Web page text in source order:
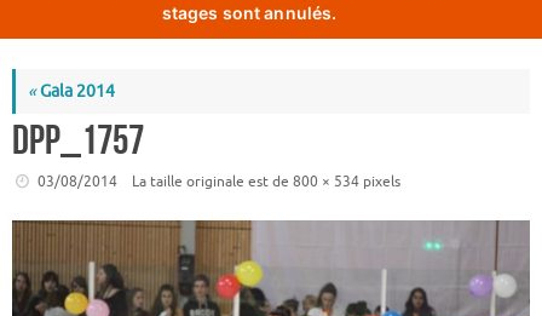
stages sont annulés.
«Gala 2014
DPP_1757
03/08/2014 La taille originale est de 800 × 534pixels